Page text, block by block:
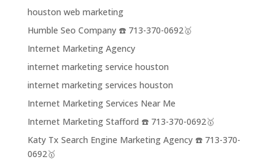
houston web marketing
Humble Seo Company ☎️ 713-370-0692🥇
Internet Marketing Agency
internet marketing service houston
internet marketing services houston
Internet Marketing Services Near Me
Internet Marketing Stafford ☎️ 713-370-0692🥇
Katy Tx Search Engine Marketing Agency ☎️ 713-370-
0692🥇